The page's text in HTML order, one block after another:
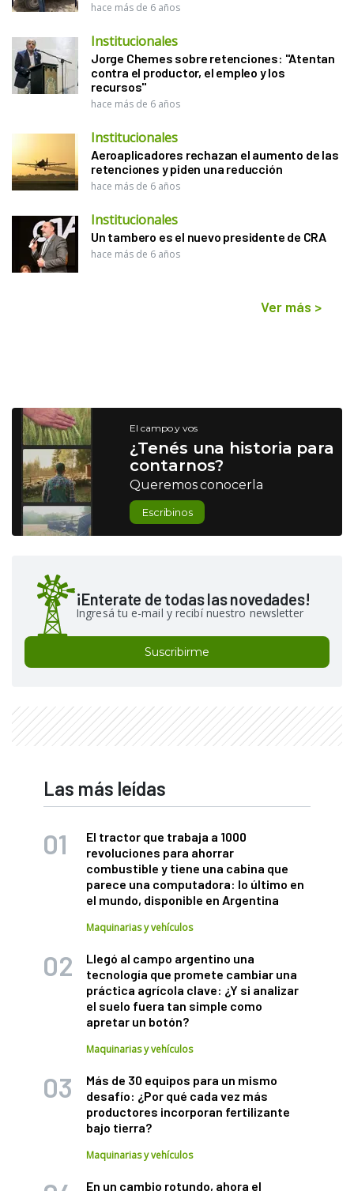
hace más de 6 años
Institucionales
Jorge Chemes sobre retenciones: "Atentan
contra el productor, el empleo y los
recursos"
hace más de 6 años
Institucionales
Aeroaplicadores rechazan el aumento de las
retenciones y piden una reducción
hace más de 6 años
Institucionales
Un tambero es el nuevo presidente de CRA
hace más de 6 años
Ver más >
El campo y vos
¿Tenés una historia para
contarnos?
Queremos conocerla
Escribinos
¡Enterate de todas las novedades!
Ingresá tu e-mail y recibí nuestro newsletter
Suscribirme
Las más leídas
El tractor que trabaja a 1000
revoluciones para ahorrar
combustible y tiene una cabina que
parece una computadora: lo último en
el mundo, disponible en Argentina
Maquinarias y vehículos
Llegó al campo argentino una
tecnología que promete cambiar una
práctica agrícola clave: ¿Y si analizar
el suelo fuera tan simple como
apretar un botón?
Maquinarias y vehículos
Más de 30 equipos para un mismo
desafío: ¿Por qué cada vez más
productores incorporan fertilizante
bajo tierra?
Maquinarias y vehículos
En un cambio rotundo, ahora el